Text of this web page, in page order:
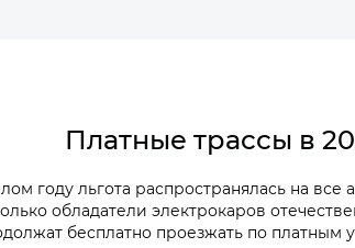
Платные трассы в
году льгота распространялась на
обладатели электрокаров
бесплатно проезжать по платным